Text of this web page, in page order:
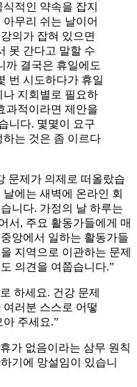
적인 약속을 잡지
무리 쉬는 날이어
의가 잡혀 있으면
못 간다고 말할 수
까 결국은 휴일에도
번 시도하다가 휴일
지회별로 필요하
과적이라면 제안을
니다. 몇몇이 요구
는 것은 좀 이르다
문제가 의제로 떠올랐습
에는 새벽에 온라인 회
니다. 가정의 날 하루는
서, 주요 활동가들에게 매
앙에서 일하는 활동가들
지역으로 이관하는 문제
의견을 여쭙습니다.”
하세요. 건강 문제
러분 스스로 어떻
주세요.”
가 없음이라는 삼무 원칙
기에 망설임이 있습니